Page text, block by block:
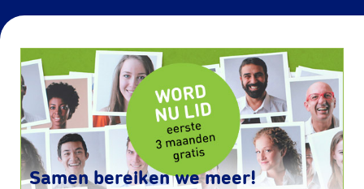
Samen bereiken we meer!